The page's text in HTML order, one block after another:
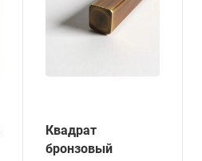
Квадрат
бронзовый